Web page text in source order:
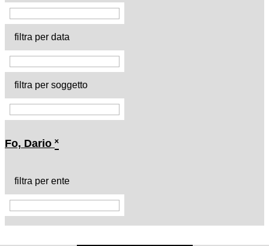
filtra per data
filtra per soggetto
Fo, Dario ˟
filtra per ente